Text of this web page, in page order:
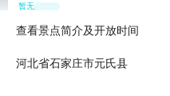
暂无点评
查看景点简介及开放时间
河北省石家庄市元氏县